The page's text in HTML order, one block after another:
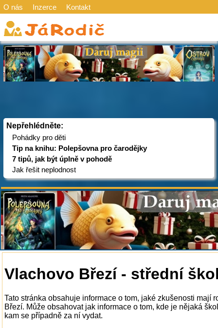
O nás Inzerce Kontakt
Nepřehlédněte:
Pohádky pro děti
Tip na knihu: Polepšovna pro čarodějky
7 tipů, jak být úplně v pohodě
Jak řešit neplodnost
Vlachovo Březí - střední
Tato stránka obsahuje informace o tom, jaké zkušenosti mají
Březí. Může obsahovat jak informace o tom, kde je nějaká
kam se případně za ní vydat.